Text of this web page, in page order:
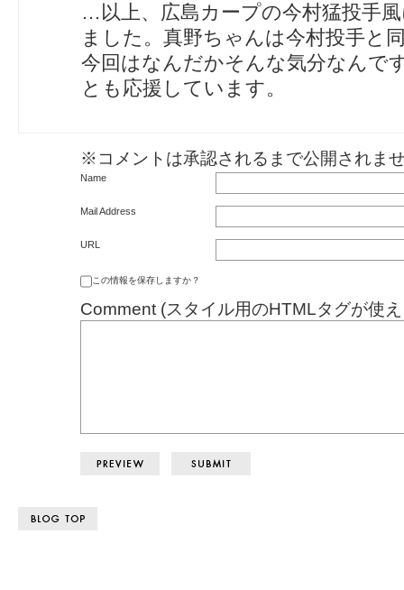
…以上、広島カープの今村猛投手
ました。真野ちゃんは今村投手と
今回はなんだかそんな気分なんで
とも応援しています。
※コメントは承認されるまで公開されま
Name
Mail Address
URL
この情報を保存しますか？
Comment (スタイル用のHTMLタグが使